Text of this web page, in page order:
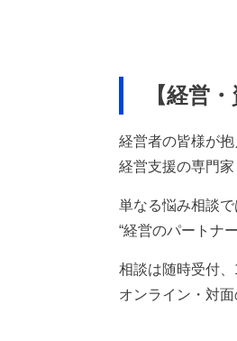
【経営
経営者の皆様が
経営支援の専門
単なる悩み相談
“経営のパートナ
相談は随時受付、
オンライン・対